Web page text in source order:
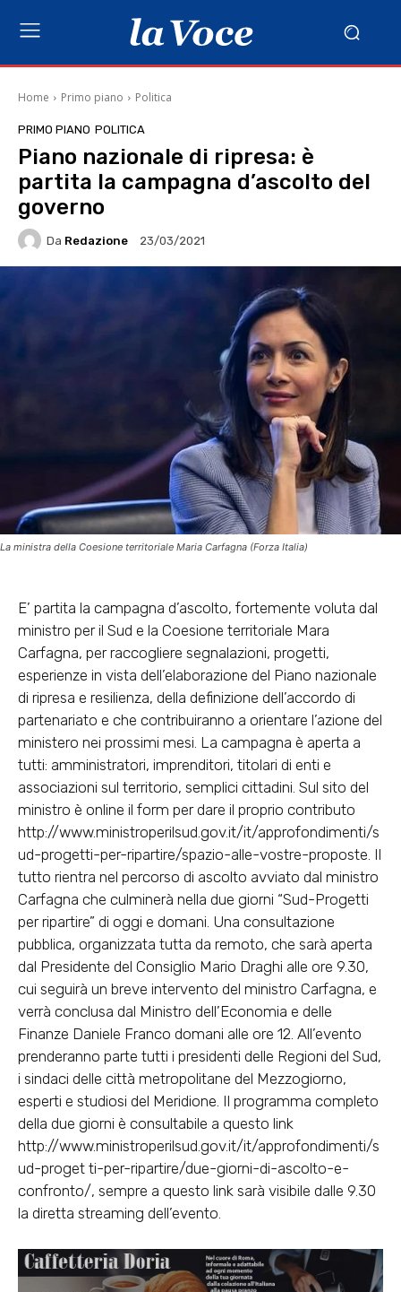
Home Primo piano Politica
PRIMO PIANO POLITICA
Piano nazionale di ripresa: è
partita la campagna d’ascolto del
governo
Da Redazione 23/03/2021
La ministra della Coesione territoriale Maria Carfagna (Forza Italia)
E’ partita la campagna d’ascolto, fortemente voluta dal
ministro per il Sud e la Coesione territoriale Mara
Carfagna, per raccogliere segnalazioni, progetti,
esperienze in vista dell’elaborazione del Piano nazionale
di ripresa e resilienza, della definizione dell’accordo di
partenariato e che contribuiranno a orientare l’azione del
ministero nei prossimi mesi. La campagna è aperta a
tutti: amministratori, imprenditori, titolari di enti e
associazioni sul territorio, semplici cittadini. Sul sito del
ministro è online il form per dare il proprio contributo
http://www.ministroperilsud.gov.it/it/approfondimenti/s
ud-progetti-per-ripartire/spazio-alle-vostre-proposte. Il
tutto rientra nel percorso di ascolto avviato dal ministro
Carfagna che culminerà nella due giorni “Sud-Progetti
per ripartire” di oggi e domani. Una consultazione
pubblica, organizzata tutta da remoto, che sarà aperta
dal Presidente del Consiglio Mario Draghi alle ore 9.30,
cui seguirà un breve intervento del ministro Carfagna, e
verrà conclusa dal Ministro dell’Economia e delle
Finanze Daniele Franco domani alle ore 12. All’evento
prenderanno parte tutti i presidenti delle Regioni del Sud,
i sindaci delle città metropolitane del Mezzogiorno,
esperti e studiosi del Meridione. Il programma completo
della due giorni è consultabile a questo link
http://www.ministroperilsud.gov.it/it/approfondimenti/s
ud-proget ti-per-ripartire/due-giorni-di-ascolto-e-
confronto/, sempre a questo link sarà visibile dalle 9.30
la diretta streaming dell’evento.